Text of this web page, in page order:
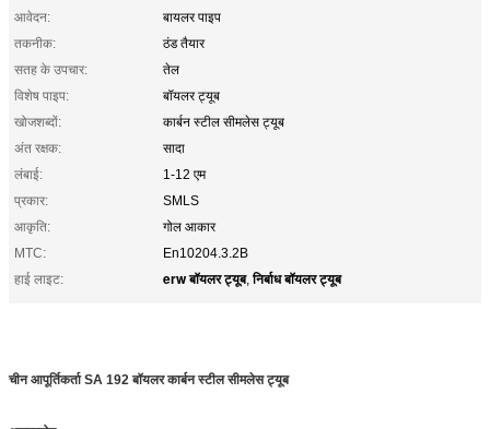
आवेदन:
बायलर पाइप
तकनीक:
ठंड तैयार
सतह के उपचार:
तेल
विशेष पाइप:
बॉयलर ट्यूब
खोजशब्दों:
कार्बन स्टील सीमलेस ट्यूब
अंत रक्षक:
सादा
लंबाई:
1-12 एम
प्रकार:
SMLS
आकृति:
गोल आकार
MTC:
En10204.3.2B
हाई लाइट:
erw बॉयलर ट्यूब,निर्बाध बॉयलर ट्यूब
चीन आपूर्तिकर्ता SA 192 बॉयलर कार्बन स्टील सीमलेस ट्यूब